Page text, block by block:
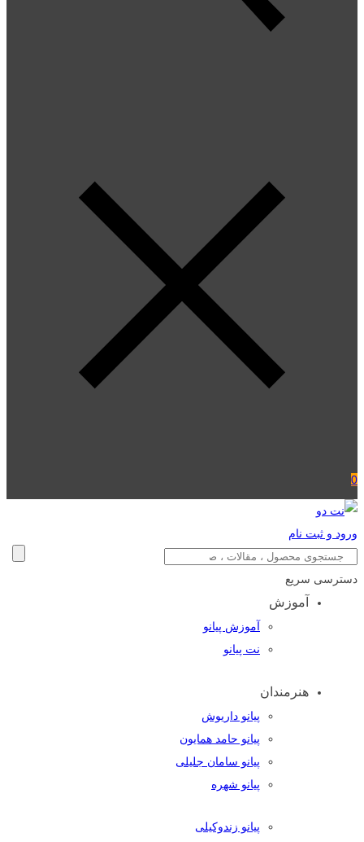
0
ورود و ثبت نام
دسترسی سریع
آموزش
آموزش پیانو
نت پیانو
هنرمندان
پیانو داریوش
پیانو حامد همایون
پیانو سامان جلیلی
پیانو شهره
پیانو زندوکیلی